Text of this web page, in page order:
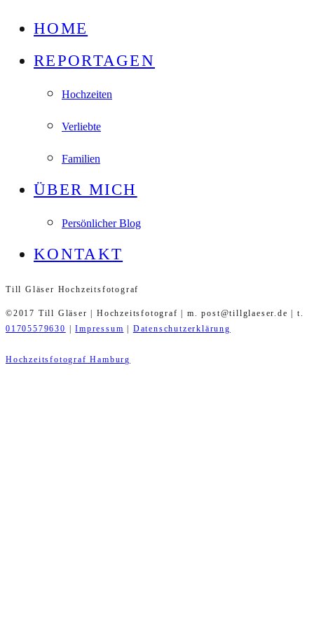
HOME
REPORTAGEN
Hochzeiten
Verliebte
Familien
ÜBER MICH
Persönlicher Blog
KONTAKT
Till Gläser Hochzeitsfotograf
©2017 Till Gläser | Hochzeitsfotograf | m. post@tillglaeser.de | t.
01705579630
|Impressum Datenschutzerklärung
Hochzeitsfotograf Hamburg